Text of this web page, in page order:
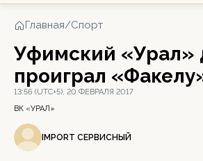
Главная/Спорт
Уфимский «Урал»
проиграл
13:56 (UTC+5), 20 ФЕВРАЛЯ 2017
ВК «УРАЛ»
IMPORT СЕРВИСНЫЙ